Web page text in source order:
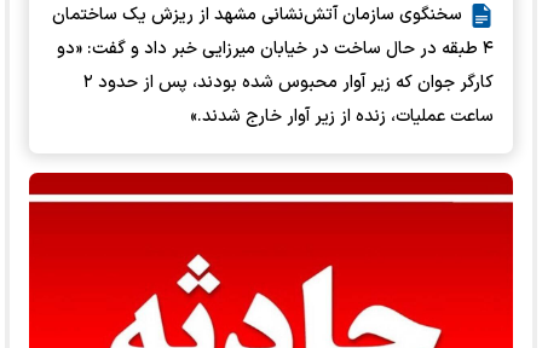
سخنگوی سازمان آتش‌نشانی مشهد از ریزش یک ساختمان
۴ طبقه در حال ساخت در خیابان میرزایی خبر داد و گفت: «دو
کارگر جوان که زیر آوار محبوس شده بودند، پس از حدود ۲
ساعت عملیات، زنده از زیر آوار خارج شدند.»